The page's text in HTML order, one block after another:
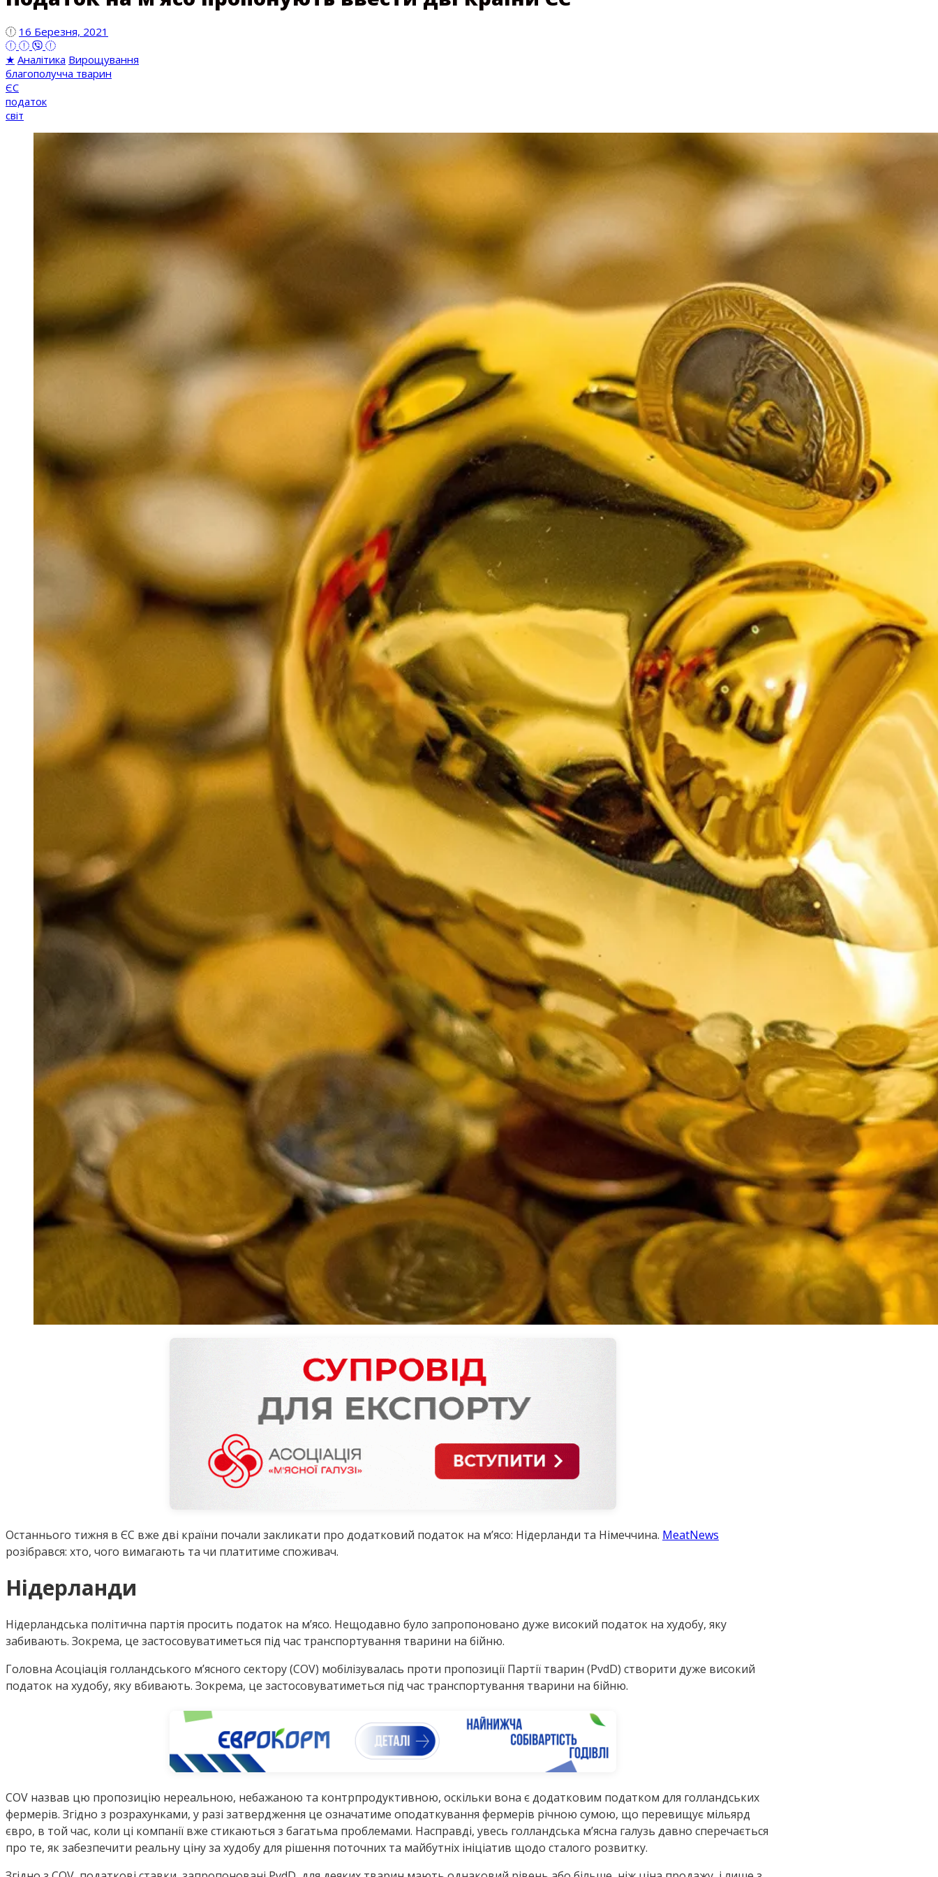
16 Березня, 2021
★ Аналітика Вирощування
благополучча тварин
ЄС
податок
світ
Останнього тижня в ЄС вже дві країни почали закликати про додатковий податок на м’ясо: Нідерланди та Німеччина. MeatNews
розібрався: хто, чого вимагають та чи платитиме споживач.
Нідерланди
Нідерландська політична партія просить податок на м’ясо. Нещодавно було запропоновано дуже високий податок на худобу, яку
забивають. Зокрема, це застосовуватиметься під час транспортування тварини на бійню.
Головна Асоціація голландського м’ясного сектору (COV) мобілізувалась проти пропозиції Партії тварин (PvdD) створити дуже високий
податок на худобу, яку вбивають. Зокрема, це застосовуватиметься під час транспортування тварини на бійню.
COV назвав цю пропозицію нереальною, небажаною та контрпродуктивною, оскільки вона є додатковим податком для голландських
фермерів. Згідно з розрахунками, у разі затвердження це означатиме оподаткування фермерів річною сумою, що перевищує мільярд
євро, в той час, коли ці компанії вже стикаються з багатьма проблемами. Насправді, увесь голландська м’ясна галузь давно сперечається
про те, як забезпечити реальну ціну за худобу для рішення поточних та майбутніх ініціатив щодо сталого розвитку.